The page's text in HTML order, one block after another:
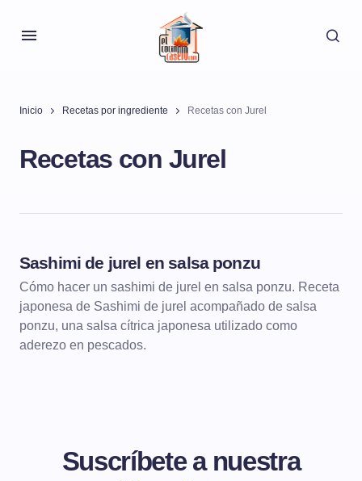
Inicio Recetas por ingrediente Recetas con Jurel
Recetas con Jurel
PESCADOS MARINADOS
Sashimi de jurel en salsa ponzu
Cómo hacer un sashimi de jurel en salsa ponzu. Receta
japonesa de Sashimi de jurel acompañado de salsa
ponzu, una salsa cítrica japonesa utilizado como
aderezo en pescados.
Suscríbete a nuestra